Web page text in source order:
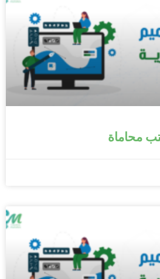
محاماة